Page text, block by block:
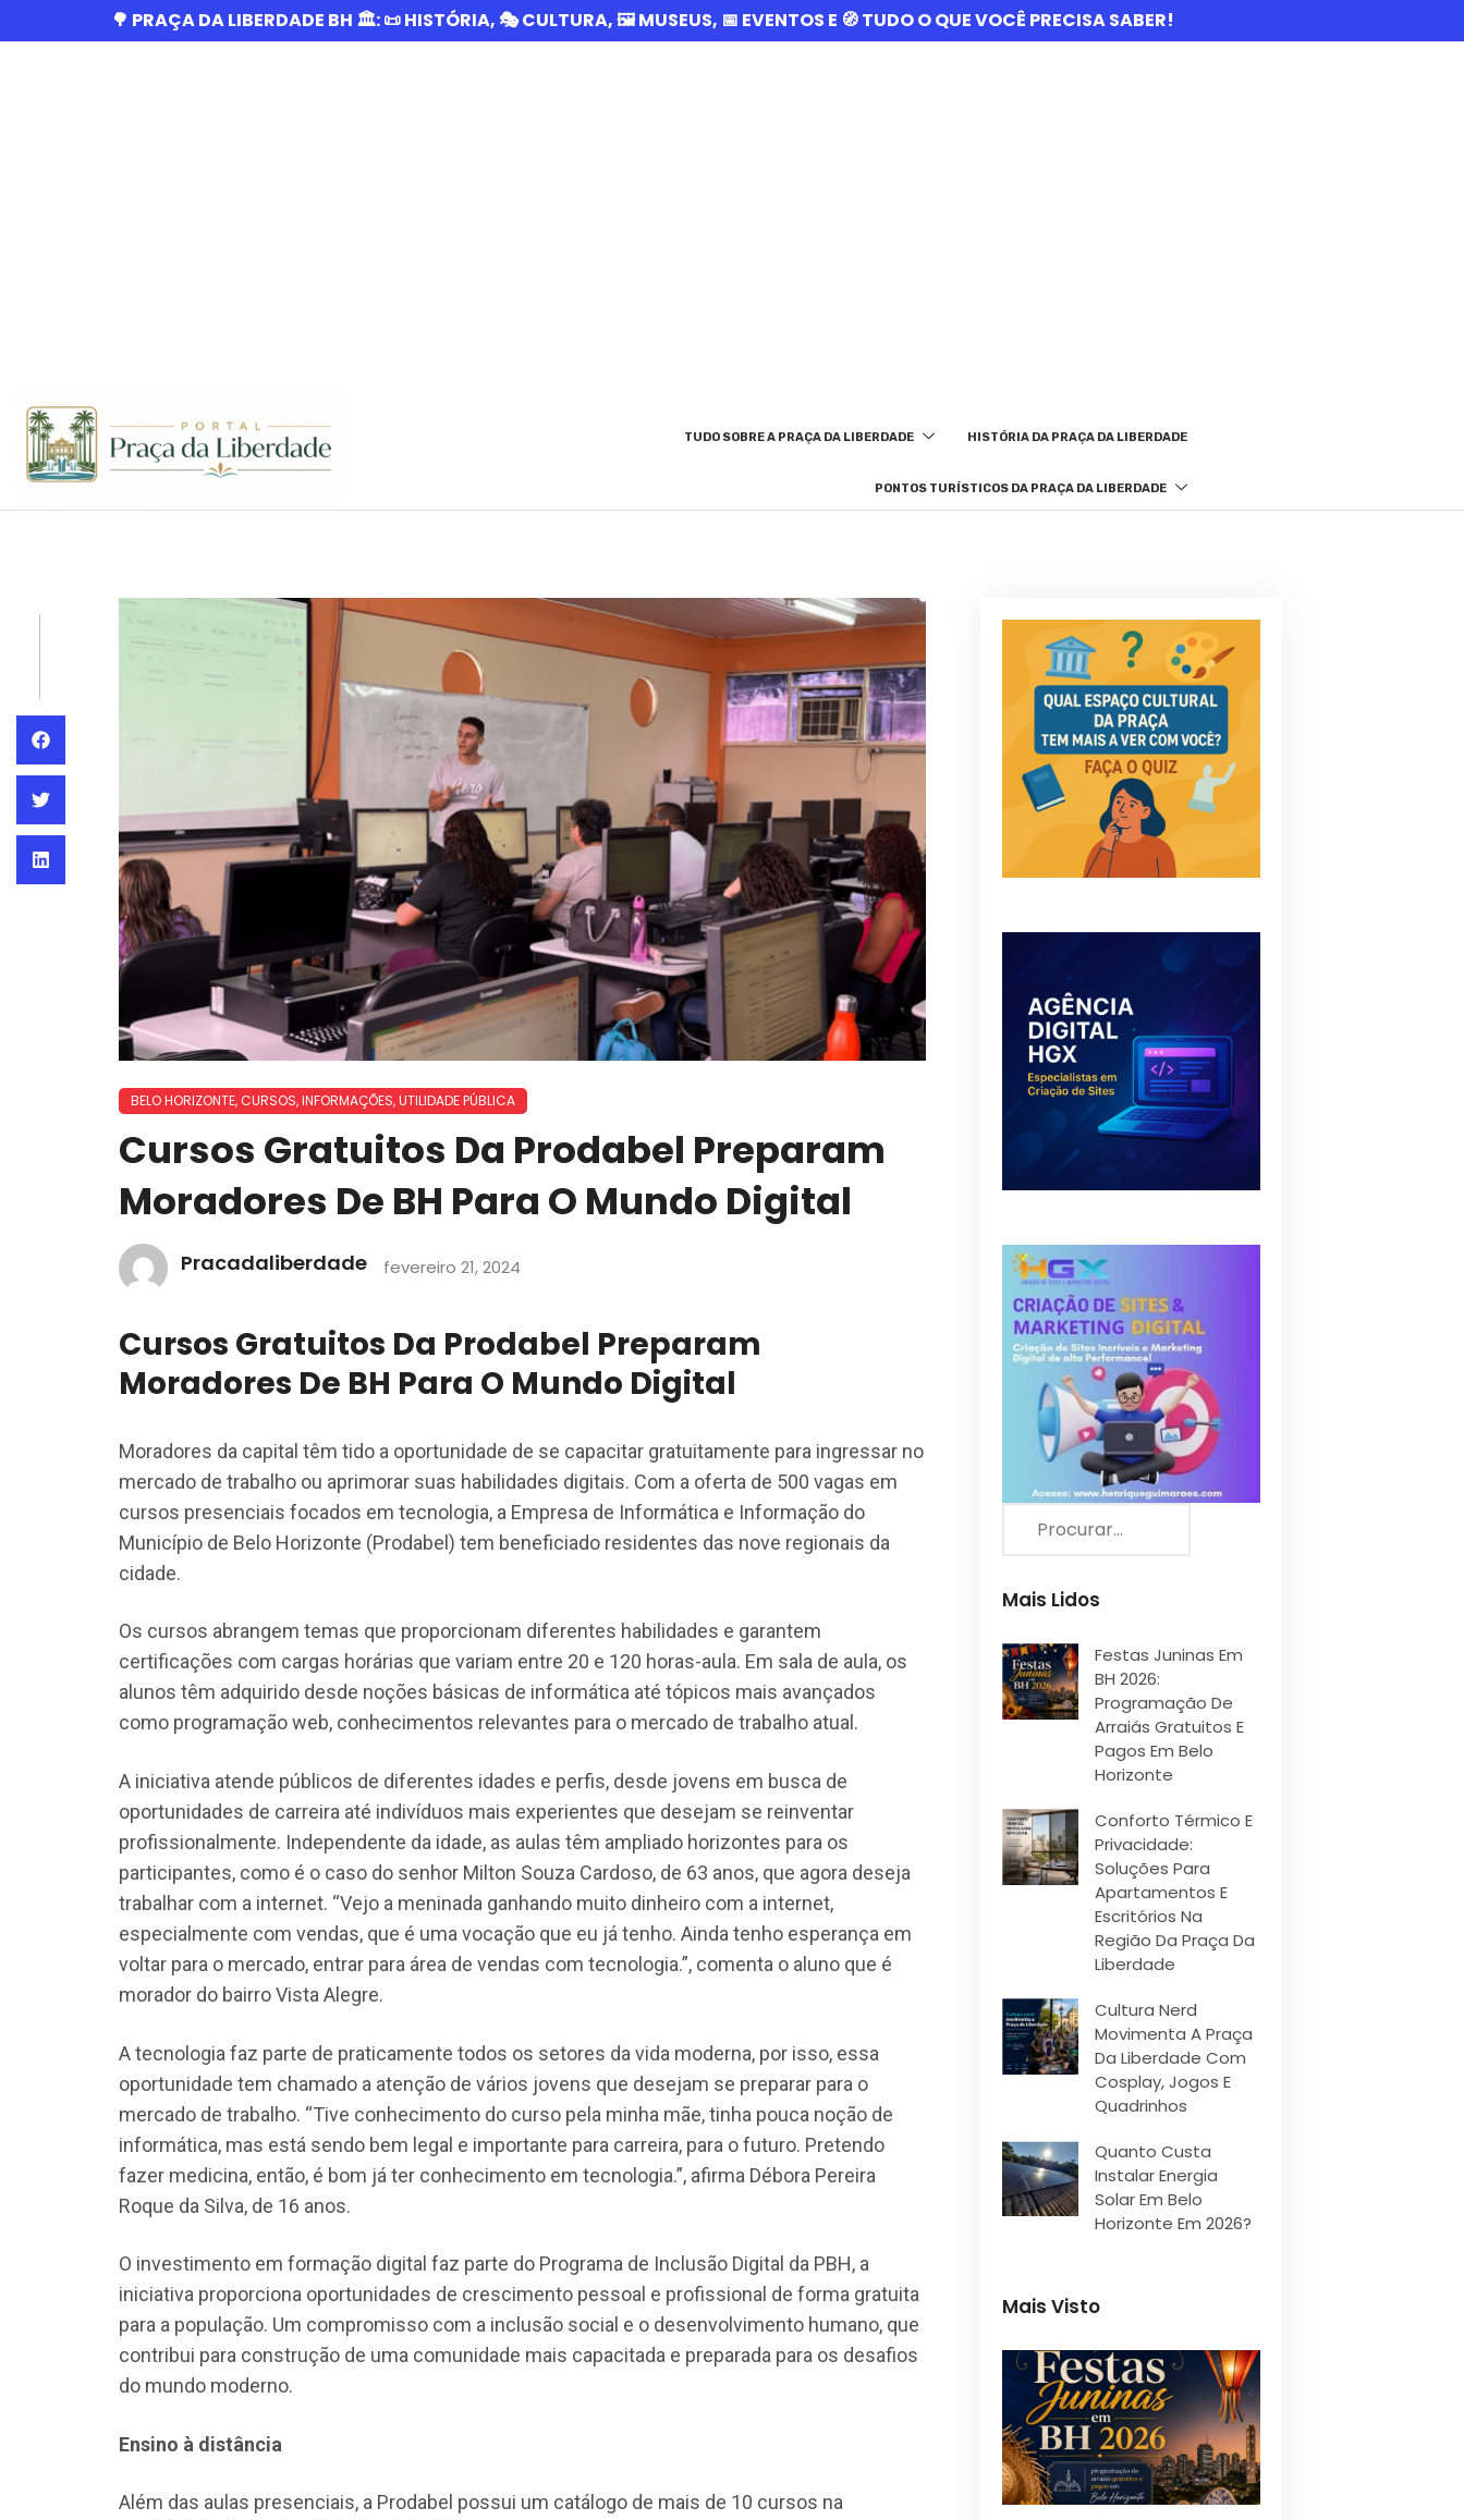
🌳 PRAÇA DA LIBERDADE BH 🏛️: 📜 HISTÓRIA, 🎭 CULTURA, 🖼️ MUSEUS, 📅 EVENTOS E 🧭 TUDO O QUE VOCÊ PRECISA SABER!
TUDO SOBRE A PRAÇA DA LIBERDADE HISTÓRIA DA PRAÇA DA LIBERDADE
PONTOS TURÍSTICOS DA PRAÇA DA LIBERDADE
BELO HORIZONTE, CURSOS,INFORMAÇÕES,UTILIDADE PÚBLICA
Cursos Gratuitos Da Prodabel Preparam
Moradores De BH Para O Mundo Digital
Pracadaliberdade fevereiro 21, 2024
Cursos Gratuitos Da Prodabel Preparam
Moradores De BH Para O Mundo Digital
Moradores da capital têm tido a oportunidade de se capacitar gratuitamente para ingressar no
mercado de trabalho ou aprimorar suas habilidades digitais. Com a oferta de 500 vagas em
cursos presenciais focados em tecnologia, a Empresa de Informática e Informação do
Município de Belo Horizonte (Prodabel) tem beneficiado residentes das nove regionais da
cidade.
Os cursos abrangem temas que proporcionam diferentes habilidades e garantem
certificações com cargas horárias que variam entre 20 e 120 horas-aula. Em sala de aula, os
alunos têm adquirido desde noções básicas de informática até tópicos mais avançados
como programação web, conhecimentos relevantes para o mercado de trabalho atual.
A iniciativa atende públicos de diferentes idades e perfis, desde jovens em busca de
oportunidades de carreira até indivíduos mais experientes que desejam se reinventar
profissionalmente. Independente da idade, as aulas têm ampliado horizontes para os
participantes, como é o caso do senhor Milton Souza Cardoso, de 63 anos, que agora deseja
trabalhar com a internet. “Vejo a meninada ganhando muito dinheiro com a internet,
especialmente com vendas, que é uma vocação que eu já tenho. Ainda tenho esperança em
voltar para o mercado, entrar para área de vendas com tecnologia.”, comenta o aluno que é
morador do bairro Vista Alegre.
A tecnologia faz parte de praticamente todos os setores da vida moderna, por isso, essa
oportunidade tem chamado a atenção de vários jovens que desejam se preparar para o
mercado de trabalho. “Tive conhecimento do curso pela minha mãe, tinha pouca noção de
informática, mas está sendo bem legal e importante para carreira, para o futuro. Pretendo
fazer medicina, então, é bom já ter conhecimento em tecnologia.”, afirma Débora Pereira
Roque da Silva, de 16 anos.
O investimento em formação digital faz parte do Programa de Inclusão Digital da PBH, a
iniciativa proporciona oportunidades de crescimento pessoal e profissional de forma gratuita
para a população. Um compromisso com a inclusão social e o desenvolvimento humano, que
contribui para construção de uma comunidade mais capacitada e preparada para os desafios
do mundo moderno.
Ensino à distância
Além das aulas presenciais, a Prodabel possui um catálogo de mais de 10 cursos na
Mais Lidos
Festas Juninas Em
BH 2026:
Programação De
Arraiás Gratuitos E
Pagos Em Belo
Horizonte
Conforto Térmico E
Privacidade:
Soluções Para
Apartamentos E
Escritórios Na
Região Da Praça Da
Liberdade
Cultura Nerd
Movimenta A Praça
Da Liberdade Com
Cosplay, Jogos E
Quadrinhos
Quanto Custa
Instalar Energia
Solar Em Belo
Horizonte Em 2026?
Mais Visto